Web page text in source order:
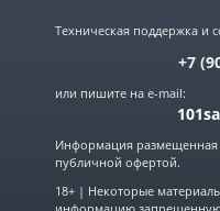
Техническая поддержка и
+7
или пишите на e-mail:
Информация размещенная
публичной офертой.
18+ | Некоторые